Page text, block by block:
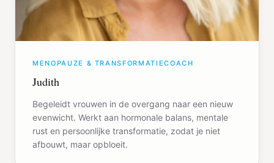
MENOPAUZE & TRANSFORMATIECOACH
Judith
Begeleidt vrouwen in de overgang naar een nieuw
evenwicht. Werkt aan hormonale balans, mentale
rust en persoonlijke transformatie, zodat je niet
afbouwt, maar opbloeit.